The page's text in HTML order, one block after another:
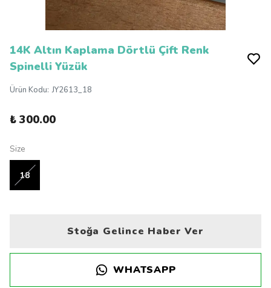
14K Altın Kaplama Dörtlü Çift Renk
Spinelli Yüzük
Ürün Kodu: JY2613_18
₺ 300.00
Size
18
Stoğa Gelince Haber Ver
WHATSAPP